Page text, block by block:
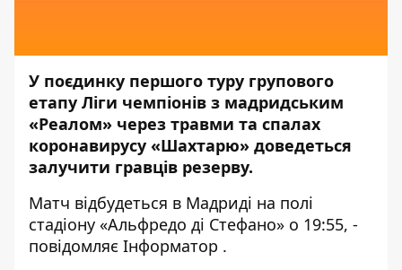
У поєдинку першого туру групового
етапу Ліги чемпіонів з мадридським
«Реалом» через травми та спалах
коронавирусу «Шахтарю» доведеться
залучити гравців резерву.
Матч відбудеться в Мадриді на полі
стадіону «Альфредо ді Стефано» о 19:55, -
повідомляє Інформатор .